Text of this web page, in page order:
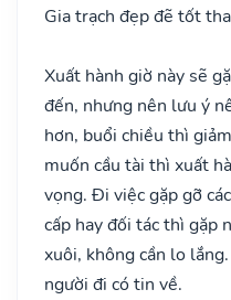
Gia trạch đẹp đẽ tốt
Xuất hành giờ này sẽ
đến, nhưng nên lưu ý
hơn, buổi chiều thì
muốn cầu tài thì xuất
vọng. Đi việc gặp gỡ
cấp hay đối tác thì gặp
xuôi, không cần lo
người đi có tin về.